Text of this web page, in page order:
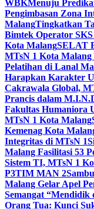
WBKMenuju
Pengimbasan Zona
MalangTingkatkan
Bimtek Operator
Kota MalangSELAT
MTsN 1 Kota
Pelatihan di Lanal
Harapkan Karakter
Cakrawala Global,
Prancis dalam
Fakultas Humaniora
MTsN 1 Kota Malang
Kemenag Kota
Integritas di MTsN 1
Malang Fasilitasi 53
Sistem TI, MTsN 1
P3TIM MAN 2
Malang Gelar Apel
Semangat “Mendidik
Orang Tua: Kunci